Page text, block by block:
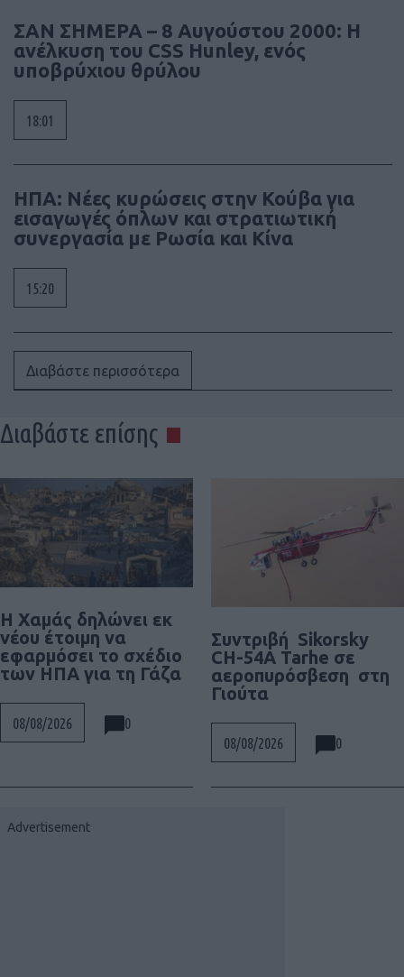
ΣΑΝ ΣΗΜΕΡΑ – 8 Αυγούστου 2000: Η
ανέλκυση του CSS Hunley, ενός
υποβρύχιου θρύλου
18:01
ΗΠΑ: Νέες κυρώσεις στην Κούβα για
εισαγωγές όπλων και στρατιωτική
συνεργασία με Ρωσία και Κίνα
15:20
Διαβάστε περισσότερα
Διαβάστε επίσης
Η Χαμάς δηλώνει εκ
νέου έτοιμη να
εφαρμόσει το σχέδιο
των ΗΠΑ για τη Γάζα
08/08/2026 0
Συντριβή Sikorsky
CH-54A Tarhe σε
αεροπυρόσβεση στη
Γιούτα
08/08/2026 0